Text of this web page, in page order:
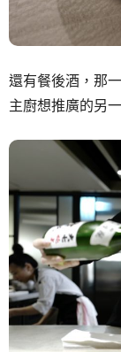
還有餐後酒，那
主廚想推廣的另